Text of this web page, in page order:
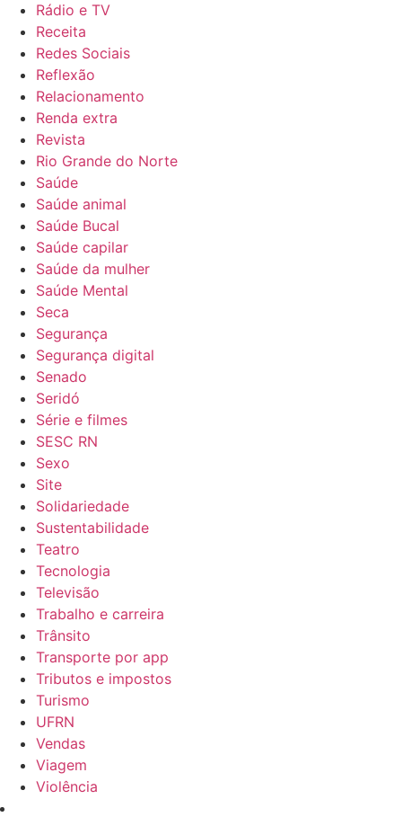
Rádio e TV
Receita
Redes Sociais
Reflexão
Relacionamento
Renda extra
Revista
Rio Grande do Norte
Saúde
Saúde animal
Saúde Bucal
Saúde capilar
Saúde da mulher
Saúde Mental
Seca
Segurança
Segurança digital
Senado
Seridó
Série e filmes
SESC RN
Sexo
Site
Solidariedade
Sustentabilidade
Teatro
Tecnologia
Televisão
Trabalho e carreira
Trânsito
Transporte por app
Tributos e impostos
Turismo
UFRN
Vendas
Viagem
Violência